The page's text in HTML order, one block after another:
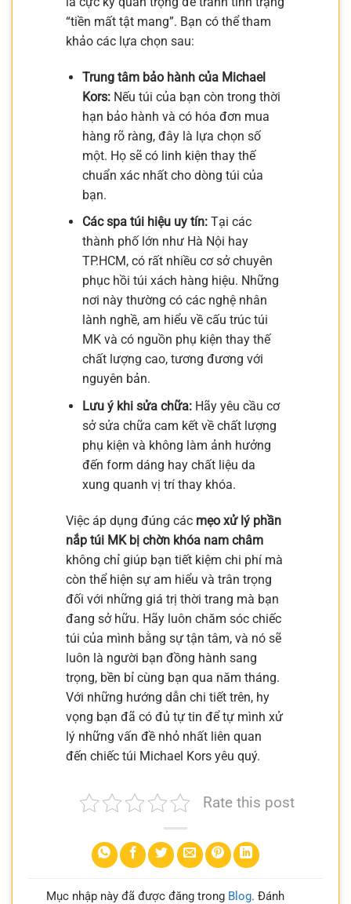
“tiền mất tật mang”. Bạn có thể tham
khảo các lựa chọn sau:
Trung tâm bảo hành của Michael
Kors:Nếu túi của bạn còn trong thời
hạn bảo hành và có hóa đơn mua
hàng rõ ràng, đây là lựa chọn số
một. Họ sẽ có linh kiện thay thế
chuẩn xác nhất cho dòng túi của
bạn.
Các spa túi hiệu uy tín:Tại các
thành phố lớn như Hà Nội hay
TP.HCM, có rất nhiều cơ sở chuyên
phục hồi túi xách hàng hiệu. Những
nơi này thường có các nghệ nhân
lành nghề, am hiểu về cấu trúc túi
MK và có nguồn phụ kiện thay thế
chất lượng cao, tương đương với
nguyên bản.
Lưu ý khi sửa chữa:Hãy yêu cầu cơ
sở sửa chữa cam kết về chất lượng
phụ kiện và không làm ảnh hưởng
đến form dáng hay chất liệu da
xung quanh vị trí thay khóa.
Việc áp dụng đúng các mẹo xử lý phần
nắp túi MK bị chờn khóa nam châm
không chỉ giúp bạn tiết kiệm chi phí mà
còn thể hiện sự am hiểu và trân trọng
đối với những giá trị thời trang mà bạn
đang sở hữu. Hãy luôn chăm sóc chiếc
túi của mình bằng sự tận tâm, và nó sẽ
luôn là người bạn đồng hành sang
trọng, bền bỉ cùng bạn qua năm tháng.
Với những hướng dẫn chi tiết trên, hy
vọng bạn đã có đủ tự tin để tự mình xử
lý những vấn đề nhỏ nhất liên quan
đến chiếc túi Michael Kors yêu quý.
Rate this post
Mục nhập này đã được đăng trong Blog. Đánh